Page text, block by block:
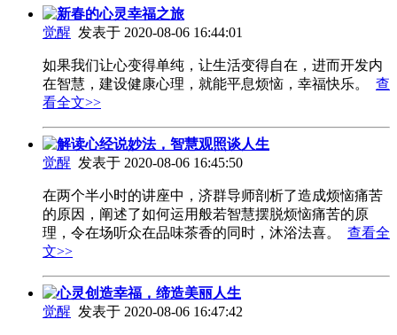
新春的心灵幸福之旅
觉醒 发表于 2020-08-06 16:44:01
如果我们让心变得单纯，让生活变得自在，进而开发内
在智慧，建设健康心理，就能平息烦恼，幸福快乐。 查
看全文>>
解读心经说妙法，智慧观照谈人生
觉醒 发表于 2020-08-06 16:45:50
在两个半小时的讲座中，济群导师剖析了造成烦恼痛苦
的原因，阐述了如何运用般若智慧摆脱烦恼痛苦的原
理，令在场听众在品味茶香的同时，沐浴法喜。 查看全
文>>
心灵创造幸福，缔造美丽人生
觉醒 发表于 2020-08-06 16:47:42